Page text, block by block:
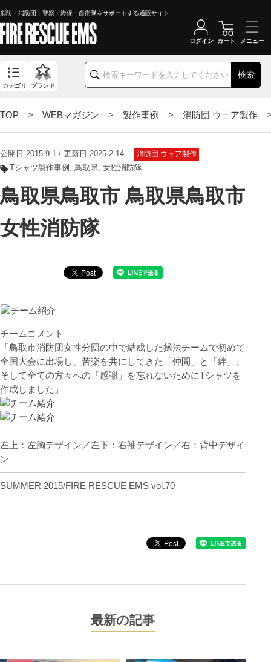
消防・消防団・警察・海保・自衛隊をサポートする通販サイト
検索
カテゴリ ブランド
ログイン カート
TOP > WEBマガジン > 製作事例 > 消防団 ウェア製作 >
公開日 2015.9.1 / 更新日 2025.2.14 消防団 ウェア製作
Tシャツ製作事例 鳥取県 女性消防隊
鳥取県鳥取市 鳥取県鳥取市
女性消防隊
チームコメント
「鳥取市消防団女性分団の中で結成した操法チームで初めて
全国大会に出場し、苦楽を共にしてきた「仲間」と「絆」、
そして全ての方々への「感謝」を忘れないためにTシャツを
作成しました」
左上：左胸デザイン／左下：右袖デザイン／右：背中デザイ
ン
SUMMER 2015/FIRE RESCUE EMS vol.70
最新の記事